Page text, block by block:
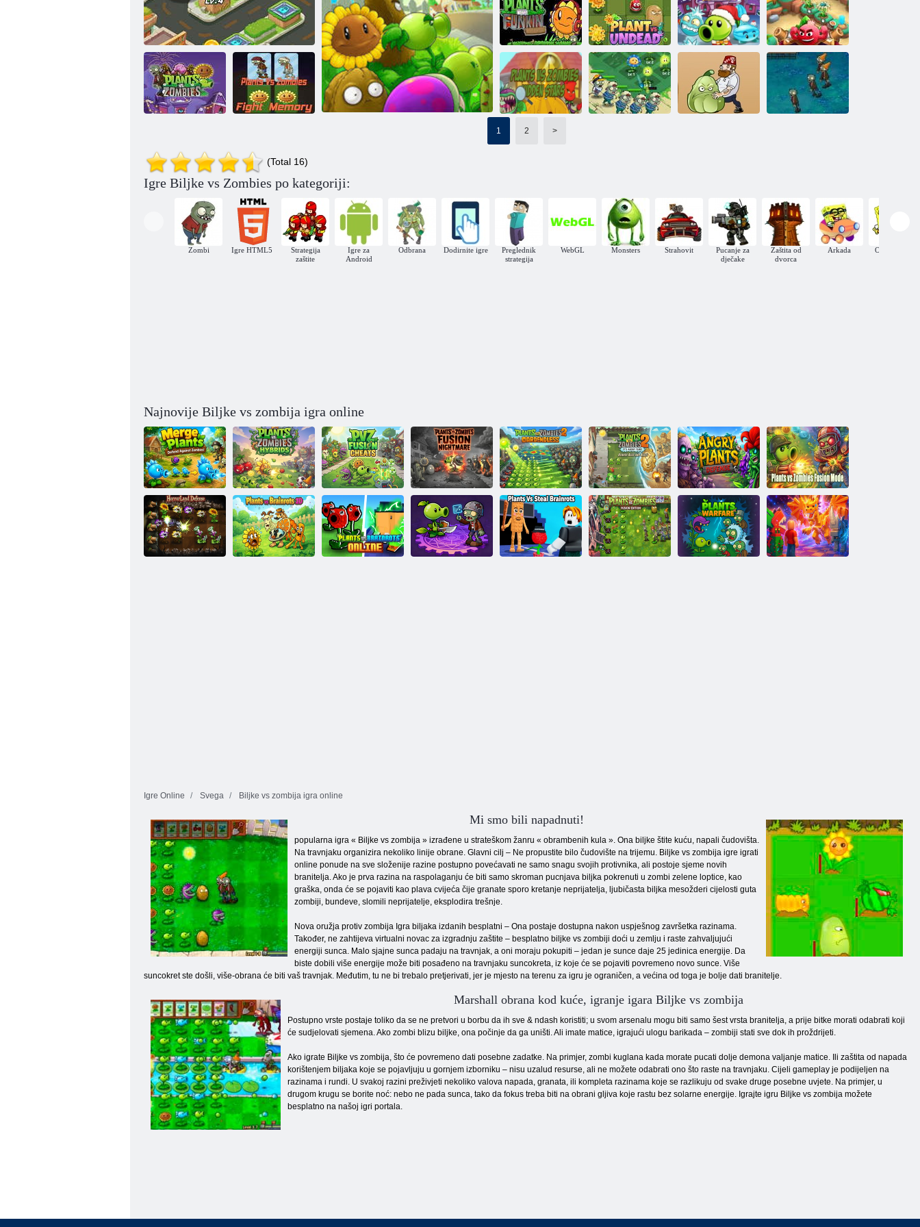
Borba protiv zombija
Plants vs Zombies Za fanove
Biljke protiv zombija otključano
Ratna evolucija
biljke zombi
oružja
Biljke vs
Zombies
Bilje
Biljke protiv zombija 2
Biljke protiv
zombija 2
Friday Knight
Funkin vs.
Plants &
Zombies
Biljke protiv
nemrtvih
Plants vs.
Zombies TD
Plants vs.
Zombies Online
Biljke protiv
zombija
Memorijska
bitka
1 2 >
(Total 16)
Igre Biljke vs Zombies po kategoriji:
Zombi Igre HTML5
Strategija
zaštite
Igre za
Android
Odbrana Dodirnite igre
Preglednik
strategija
WebGL Monsters Strahovit
Pucanje za
dječake
Zaštita od
dvorca
Arkada Online Igre
Najnovije Biljke vs zombija igra online
Spajanje biljaka
– obrana od
zombija
Biljke protiv
zombija Hibridi
Biljke protiv
zombija: Fuzija
Plants vs.
Zombies Fusion
Nightmare
Biljke protiv
zombija 2: Nema
vrta
Biljke protiv
zombija 2:
Vrijeme je
Zaštita zlih
biljaka
Način spajanja
Plants vs
Zombies
Igre Online Svega Biljke vs zombija igra online
Mi smo bili napadnuti!
popularna igra « Biljke vs zombija » izrađene u strateškom žanru « obrambenih kula ». Ona biljke štite kuću, napali čudovišta.
Na travnjaku organizira nekoliko linije obrane. Glavni cilj – Ne propustite bilo čudovište na trijemu. Biljke vs zombija igre igrati
online ponude na sve složenije razine postupno povećavati ne samo snagu svojih protivnika, ali postoje sjeme novih
branitelja. Ako je prva razina na raspolaganju će biti samo skroman pucnjava biljka pokrenuti u zombi zelene loptice, kao
graška, onda će se pojaviti kao plava cvijeća čije granate sporo kretanje neprijatelja, ljubičasta biljka mesožderi cijelosti guta
zombiji, bundeve, slomili neprijatelje, eksplodira trešnje.
Nova oružja protiv zombija Igra biljaka izdanih besplatni – Ona postaje dostupna nakon uspješnog završetka razinama.
Također, ne zahtijeva virtualni novac za izgradnju zaštite – besplatno biljke vs zombiji doći u zemlju i raste zahvaljujući
energiji sunca. Malo sjajne sunca padaju na travnjak, a oni moraju pokupiti – jedan je sunce daje 25 jedinica energije. Da
biste dobili više energije može biti posađeno na travnjaku suncokreta, iz koje će se pojaviti povremeno novo sunce. Više
suncokret ste došli, više-obrana će biti vaš travnjak. Međutim, tu ne bi trebalo pretjerivati, jer je mjesto na terenu za igru ​​je ograničen, a većina od toga je bolje dati branitelje.
Marshall obrana kod kuće, igranje igara Biljke vs zombija
Postupno vrste postaje toliko da se ne pretvori u borbu da ih sve & ndash koristiti; u svom arsenalu mogu biti samo šest vrsta branitelja, a prije bitke morati odabrati koji
će sudjelovati sjemena. Ako zombi blizu biljke, ona počinje da ga uništi. Ali imate matice, igrajući ulogu barikada – zombiji stati sve dok ih proždrijeti.
Ako igrate Biljke vs zombija, što će povremeno dati posebne zadatke. Na primjer, zombi kuglana kada morate pucati dolje demona valjanje matice. Ili zaštita od napada
korištenjem biljaka koje se pojavljuju u gornjem izborniku – nisu uzalud resurse, ali ne možete odabrati ono što raste na travnjaku. Cijeli gameplay je podijeljen na
razinama i rundi. U svakoj razini preživjeti nekoliko valova napada, granata, ili kompleta razinama koje se razlikuju od svake druge posebne uvjete. Na primjer, u
drugom krugu se borite noć: nebo ne pada sunca, tako da fokus treba biti na obrani gljiva koje rastu bez solarne energije. Igrajte igru ​​Biljke vs zombija možete
besplatno na našoj igri portala.